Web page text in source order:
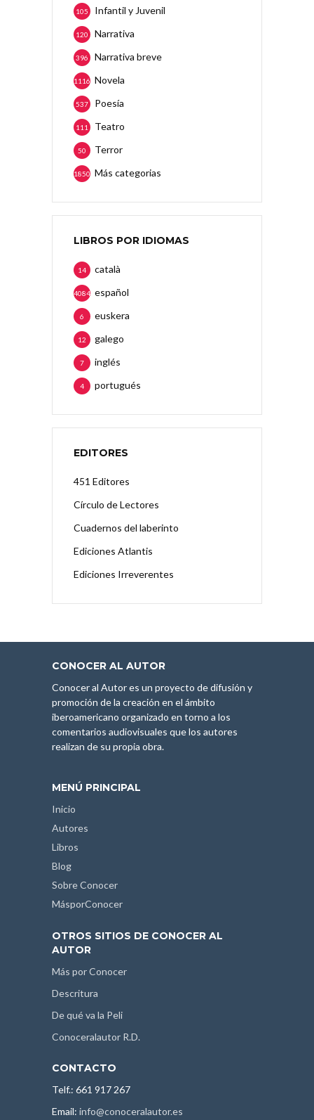
Infantil y Juvenil
105
Narrativa
120
Narrativa breve
396
Novela
1116
Poesía
537
Teatro
111
Terror
50
Más categorias
1850
LIBROS POR IDIOMAS
català
14
español
4084
euskera
6
galego
12
inglés
7
portugués
4
EDITORES
451 Editores
Círculo de Lectores
Cuadernos del laberinto
Ediciones Atlantis
Ediciones Irreverentes
CONOCER AL AUTOR
Conocer al Autor es un proyecto de difusión y
promoción de la creación en el ámbito
iberoamericano organizado en torno a los
comentarios audiovisuales que los autores
realizan de su propia obra.
MENÚ PRINCIPAL
Inicio
Autores
Libros
Blog
Sobre Conocer
MásporConocer
OTROS SITIOS DE CONOCER AL
AUTOR
Más por Conocer
Descritura
De qué va la Peli
Conoceralautor R.D.
CONTACTO
Telf.: 661 917 267
Email: info@conoceralautor.es